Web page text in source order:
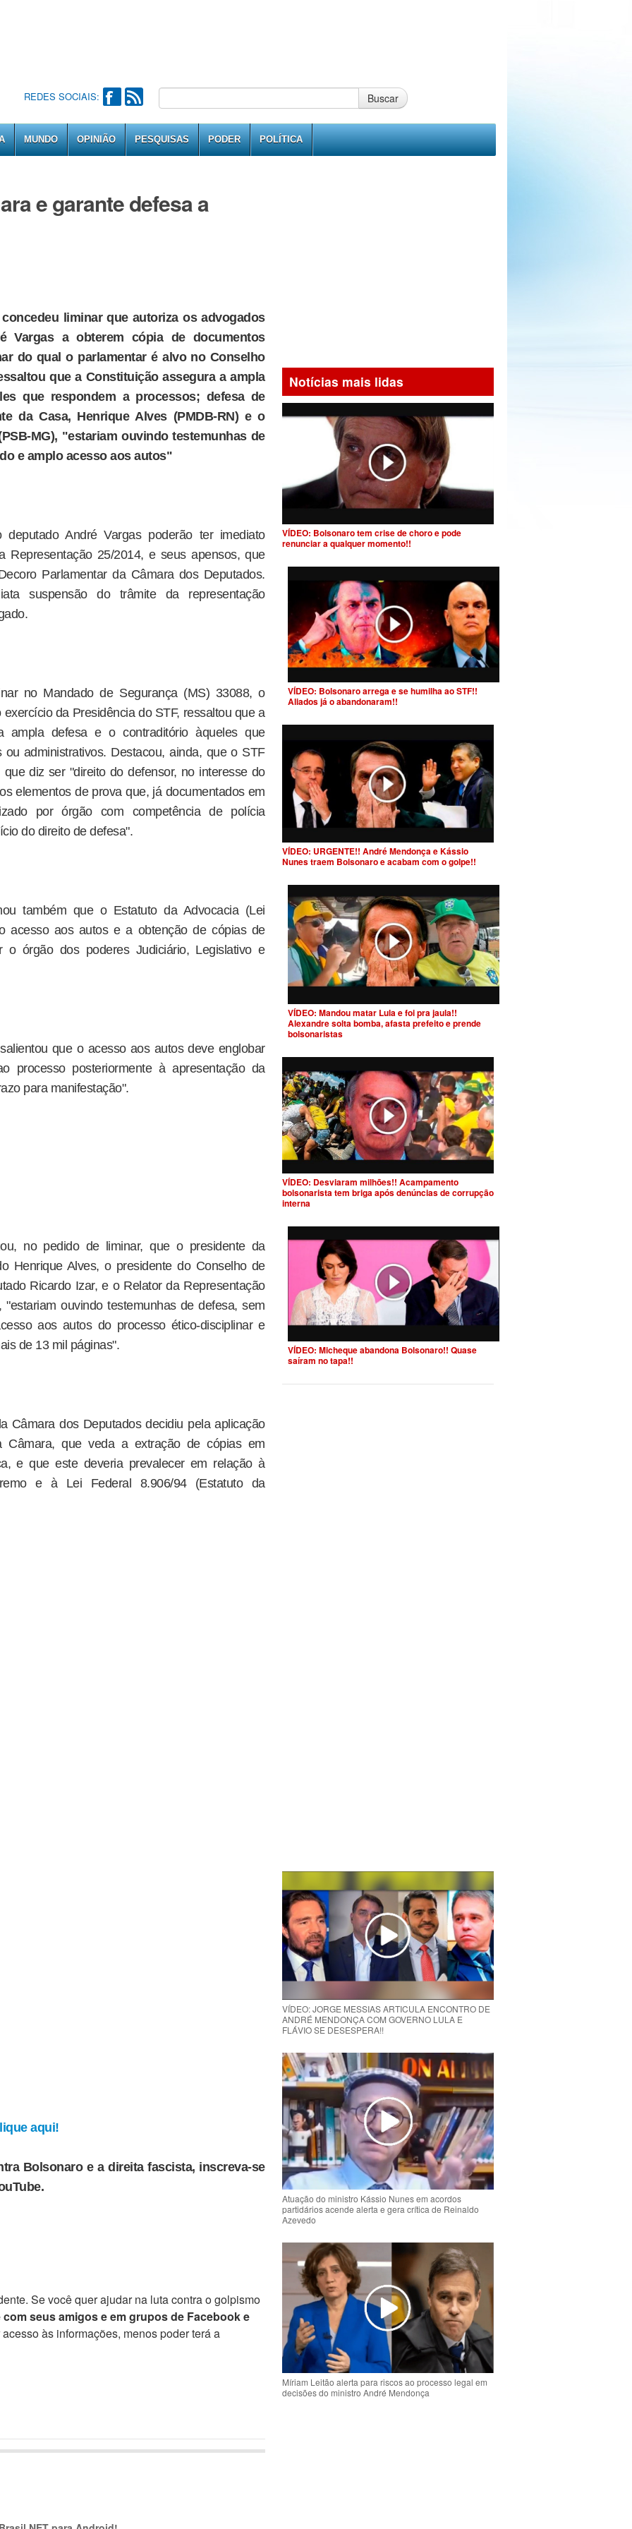
REDES SOCIAIS: Buscar
MUNDO OPINIÃO PESQUISAS PODER POLÍTICA
e garante defesa a
liminar que autoriza os advogados
Vargas a obterem cópia de documentos
do qual o parlamentar é alvo no Conselho
que a Constituição assegura a ampla
que respondem a processos; defesa de
da Casa, Henrique Alves (PMDB-RN) e o
MG), "estariam ouvindo testemunhas de
e amplo acesso aos autos"
André Vargas poderão ter imediato
Representação 25/2014, e seus apensos, que
Parlamentar da Câmara dos Deputados.
suspensão do trâmite da representação
no Mandado de Segurança (MS) 33088, o
da Presidência do STF, ressaltou que a
ampla defesa e o contraditório àqueles que
administrativos. Destacou, ainda, que o STF
diz ser "direito do defensor, no interesse do
elementos de prova que, já documentados em
por órgão com competência de polícia
do direito de defesa".
também que o Estatuto da Advocacia (Lei
acesso aos autos e a obtenção de cópias de
o órgão dos poderes Judiciário, Legislativo e
que o acesso aos autos deve englobar
processo posteriormente à apresentação da
para manifestação".
no pedido de liminar, que o presidente da
Henrique Alves, o presidente do Conselho de
Ricardo Izar, e o Relator da Representação
ouvindo testemunhas de defesa, sem
aos autos do processo ético-disciplinar e
de 13 mil páginas".
Câmara dos Deputados decidiu pela aplicação
que veda a extração de cópias em
e que este deveria prevalecer em relação à
e à Lei Federal 8.906/94 (Estatuto da
aqui!
Bolsonaro e a direita fascista, inscreva-se
Se você quer ajudar na luta contra o golpismo
seus amigos e em grupos de Facebook e
às informações, menos poder terá a
Notícias mais lidas
VÍDEO: Bolsonaro tem crise de choro e pode
renunciar a qualquer momento!!
VÍDEO: Bolsonaro arrega e se humilha ao STF!!
Aliados já o abandonaram!!
VÍDEO: URGENTE!! André Mendonça e Kássio
Nunes traem Bolsonaro e acabam com o golpe!!
VÍDEO: Mandou matar Lula e foi pra jaula!!
Alexandre solta bomba, afasta prefeito e prende
bolsonaristas
VÍDEO: Desviaram milhões!! Acampamento
bolsonarista tem briga após denúncias de corrupção
interna
VÍDEO: Micheque abandona Bolsonaro!! Quase
saíram no tapa!!
VÍDEO: JORGE MESSIAS ARTICULA ENCONTRO DE
ANDRÉ MENDONÇA COM GOVERNO LULA E
FLÁVIO SE DESESPERA!!
Atuação do ministro Kássio Nunes em acordos
partidários acende alerta e gera crítica de Reinaldo
Azevedo
Míriam Leitão alerta para riscos ao processo legal em
decisões do ministro André Mendonça